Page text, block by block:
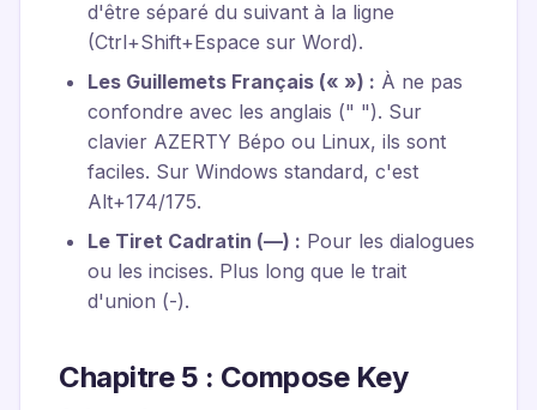
d'être séparé du suivant à la ligne
(Ctrl+Shift+Espace sur Word).
Les Guillemets Français (« ») : À ne pas
confondre avec les anglais (" "). Sur
clavier AZERTY Bépo ou Linux, ils sont
faciles. Sur Windows standard, c'est
Alt+174/175.
Le Tiret Cadratin (—) : Pour les dialogues
ou les incises. Plus long que le trait
d'union (-).
Chapitre 5 : Compose Key